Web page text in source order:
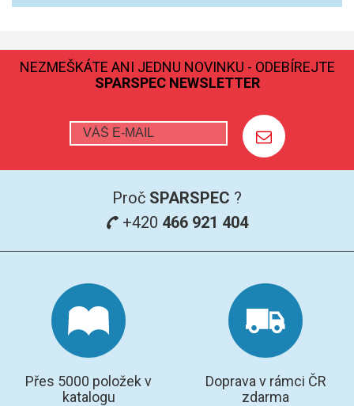
MS/SPM
AFM SONDY
TERS
RAMAN
NEZMEŠKÁTE ANI JEDNU NOVINKU - ODEBÍREJTE
SPARSPEC NEWSLETTER
Proč SPARSPEC ?
+420 466 921 404
Přes 5000 položek v
katalogu
Doprava v rámci ČR
zdarma